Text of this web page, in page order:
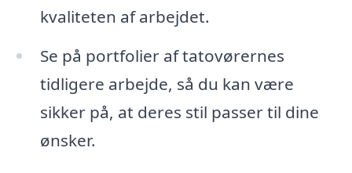
kvaliteten af arbejdet.
Se på portfolier af tatovørernes
tidligere arbejde, så du kan være
sikker på, at deres stil passer til dine
ønsker.